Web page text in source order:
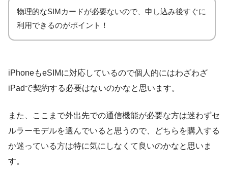
物理的なSIMカードが必要ないので、申し込み後すぐに
利用できるのがポイント！
iPhoneもeSIMに対応しているので個人的にはわざわざ
iPadで契約する必要はないのかなと思います。
また、ここまで外出先での通信機能が必要な方は迷わずセ
ルラーモデルを選んでいると思うので、どちらを購入する
か迷っている方は特に気にしなくて良いのかなと思いま
す。